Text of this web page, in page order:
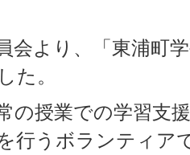
会より、「東浦町
た。
の授業での学習支
行うボランティア